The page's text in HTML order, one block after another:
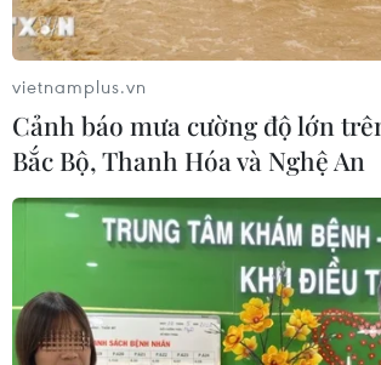
vietnamplus.vn
Cảnh báo mưa cường độ lớn
Bắc Bộ, Thanh Hóa và Nghệ An